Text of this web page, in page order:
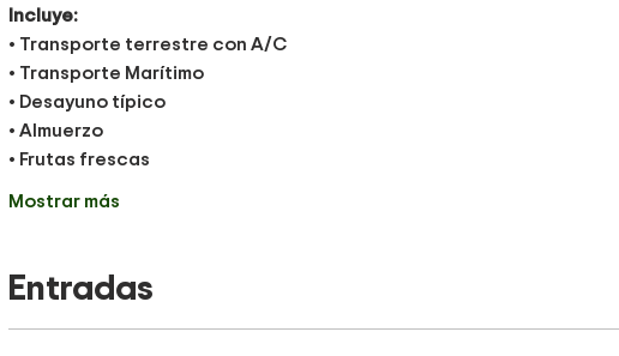
Incluye:
• Transporte terrestre con A/C
• Transporte Marítimo
• Desayuno típico
• Almuerzo
• Frutas frescas
Mostrar más
Entradas